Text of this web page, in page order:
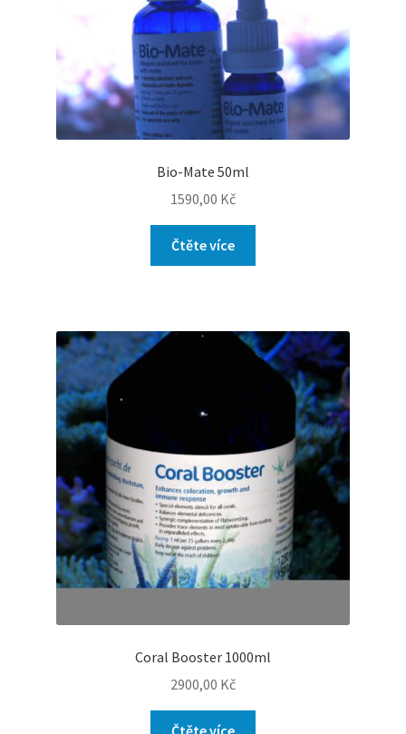
Bio-Mate 50ml
1590,00 Kč
Čtěte více
Coral Booster 1000ml
2900,00 Kč